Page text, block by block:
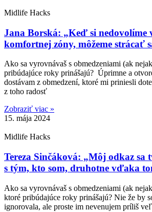
Midlife Hacks
Jana Borská: „Keď si nedovolíme
komfortnej zóny, môžeme strácať
Ako sa vyrovnávaš s obmedzeniami (ak
pribúdajúce roky prinášajú? Úprimne a
dostávam z obmedzení, ktoré mi priniesli
z toho radosť
Zobraziť viac »
15. mája 2024
Midlife Hacks
Tereza Sinčáková: „Môj odkaz sa
s tým, kto som, druhotne vďaka
Ako sa vyrovnávaš s obmedzeniami (ak
ktoré pribúdajúce roky prinášajú? Nie že by
ignorovala, ale proste im nevenujem príliš